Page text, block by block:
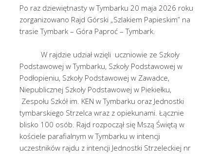
Po raz dziewiętnasty w Tymbarku 20 maja 2026 roku
zorganizowano Rajd Górski „Szlakiem Papieskim” na
trasie Tymbark – Góra Paproć – Tymbark.
W rajdzie udział wzięli uczniowie ze Szkoły
Podstawowej w Tymbarku, Szkoły Podstawowej w
Podłopieniu, Szkoły Podstawowej w Zawadce,
Niepublicznej Szkoły Podstawowej w Piekiełku,
Zespołu Szkół im. KEN w Tymbarku oraz Jednostki
tymbarskiego Strzelca wraz z opiekunami. Łącznie
blisko 100 osób. Rajd rozpoczął się Mszą Świętą w
kościele parafialnym w Tymbarku w intencji
uczestników rajdu z intencji Jednostki Strzeleckiej nr